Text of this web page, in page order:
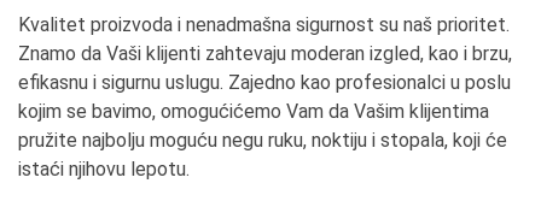
Kvalitet proizvoda i nenadmašna sigurnost su naš prioritet.
Znamo da Vaši klijenti zahtevaju moderan izgled, kao i brzu,
efikasnu i sigurnu uslugu. Zajedno kao profesionalci u poslu
kojim se bavimo, omogućićemo Vam da Vašim klijentima
pružite najbolju moguću negu ruku, noktiju i stopala, koji će
istaći njihovu lepotu.